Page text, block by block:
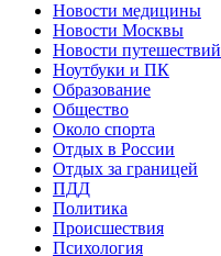
Новости медицины
Новости Москвы
Новости путешествий
Ноутбуки и ПК
Образование
Общество
Около спорта
Отдых в России
Отдых за границей
ПДД
Политика
Происшествия
Психология